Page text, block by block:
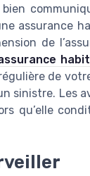
assurance
de
de
sinistre. Les
qu’elle